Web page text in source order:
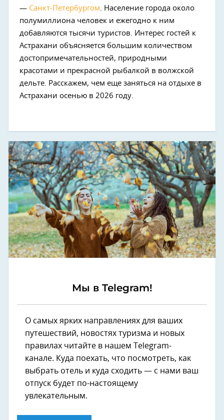
— Санкт-Петербургом. Население города около
полумиллиона человек и ежегодно к ним
добавляются тысячи туристов. Интерес гостей к
Астрахани объясняется большим количеством
достопримечательностей, природными
красотами и прекрасной рыбалкой в волжской
дельте. Расскажем, чем еще заняться на отдыхе в
Астрахани осенью в 2026 году.
Мы в Telegram!
О самых ярких направлениях для ваших
путешествий, новостях туризма и новых
правилах читайте в нашем Telegram-
канале. Куда поехать, что посмотреть, как
выбрать отель и куда сходить — с нами ваш
отпуск будет по-настоящему
увлекательным.